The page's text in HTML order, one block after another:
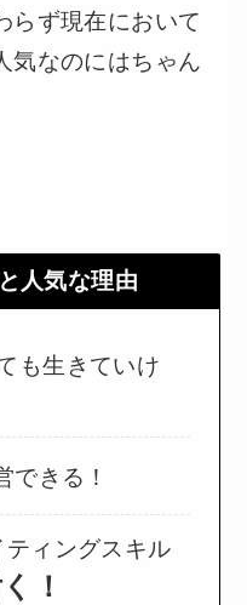
らず現在において
気なのにはちゃん
人気な理由
も生きていけ
できる！
ィングスキル
！